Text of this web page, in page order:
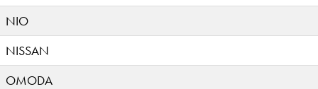
NIO
NISSAN
OMODA